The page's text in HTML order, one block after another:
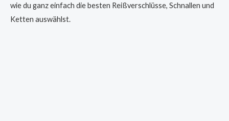
wie du ganz einfach die besten Reißverschlüsse, Schnallen und
Ketten auswählst.